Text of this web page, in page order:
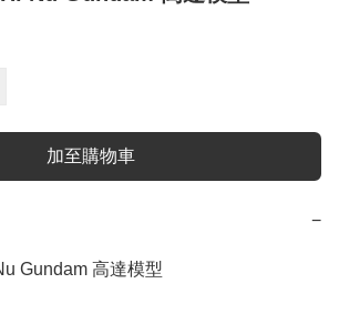
加至購物車
−
Gundam 高達模型